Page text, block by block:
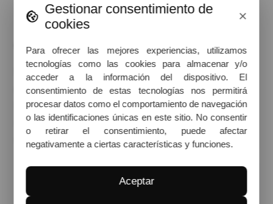
Quiénes somos
Marco Aldany Madrid Galileo 56 ofrece servicios de peluquería
galardonados a cargo de un equipo de estilistas apasionados.
Nuestros peluqueros y coloristas se tomarán el tiempo
necesario para conocerte a ti y a tu cabello. ¡Reserva hoy
mismo tu próxima cita!
Calle Galileo, 56, 28015
Gestionar consentimiento de
cookies
×
Para ofrecer las mejores experiencias, utilizamos
tecnologías como las cookies para almacenar y/o
acceder a la información del dispositivo. El
consentimiento de estas tecnologías nos permitirá
procesar datos como el comportamiento de navegación
o las identificaciones únicas en este sitio. No consentir
o retirar el consentimiento, puede afectar
negativamente a ciertas características y funciones.
Aceptar